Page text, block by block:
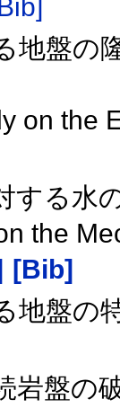
地盤の
on the
する水
the
[Bib]
地盤の
岩盤の